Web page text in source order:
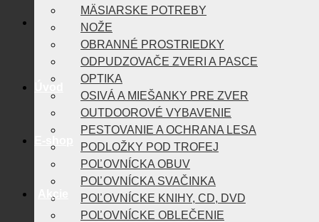
Akcie
MÄSIARSKE POTREBY
NOŽE
OBRANNÉ PROSTRIEDKY
ODPUDZOVAČE ZVERI A PASCE
OPTIKA
OSIVÁ A MIEŠANKY PRE ZVER
OUTDOOROVÉ VYBAVENIE
PESTOVANIE A OCHRANA LESA
PODLOŽKY POD TROFEJ
POĽOVNÍCKA OBUV
POĽOVNÍCKA SVAČINKA
POĽOVNÍCKE KNIHY, CD, DVD
POĽOVNÍCKE OBLEČENIE